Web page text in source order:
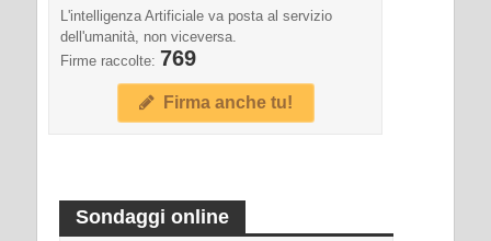
L'intelligenza Artificiale va posta al servizio
dell'umanità, non viceversa.
Firme raccolte: 769
Firma anche tu!
Sondaggi online